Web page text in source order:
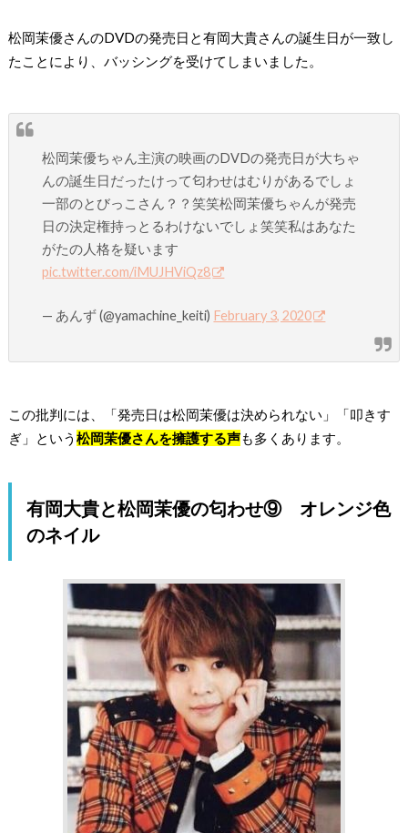
松岡茉優さんのDVDの発売日と有岡大貴さんの誕生日が一致し
たことにより、バッシングを受けてしまいました。
松岡茉優ちゃん主演の映画のDVDの発売日が大ちゃ
んの誕生日だったけって匂わせはむりがあるでしょ
一部のとびっこさん？？笑笑松岡茉優ちゃんが発売
日の決定権持っとるわけないでしょ笑笑私はあなた
がたの人格を疑います
pic.twitter.com/iMUJHViQz8
— あんず (@yamachine_keiti) February 3, 2020
この批判には、「発売日は松岡茉優は決められない」「叩きす
ぎ」という 松岡茉優さんを擁護する声も多くあります。
有岡大貴と松岡茉優の匂わせ⑨ オレンジ色
のネイル